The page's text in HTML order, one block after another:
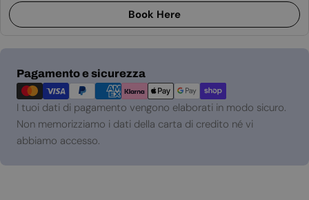
Book Here
Pagamento e sicurezza
Metodi
di
pagamento
I tuoi dati di pagamento vengono elaborati in modo sicuro.
Non memorizziamo i dati della carta di credito né vi
abbiamo accesso.